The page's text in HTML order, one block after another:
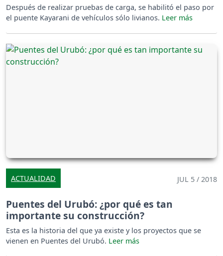
Después de realizar pruebas de carga, se habilitó el paso por
el puente Kayarani de vehículos sólo livianos.
ACTUALIDAD JUL 5 / 2018
Puentes del Urubó: ¿por qué es tan
importante su construcción?
Esta es la historia del que ya existe y los proyectos que se
vienen en Puentes del Urubó.